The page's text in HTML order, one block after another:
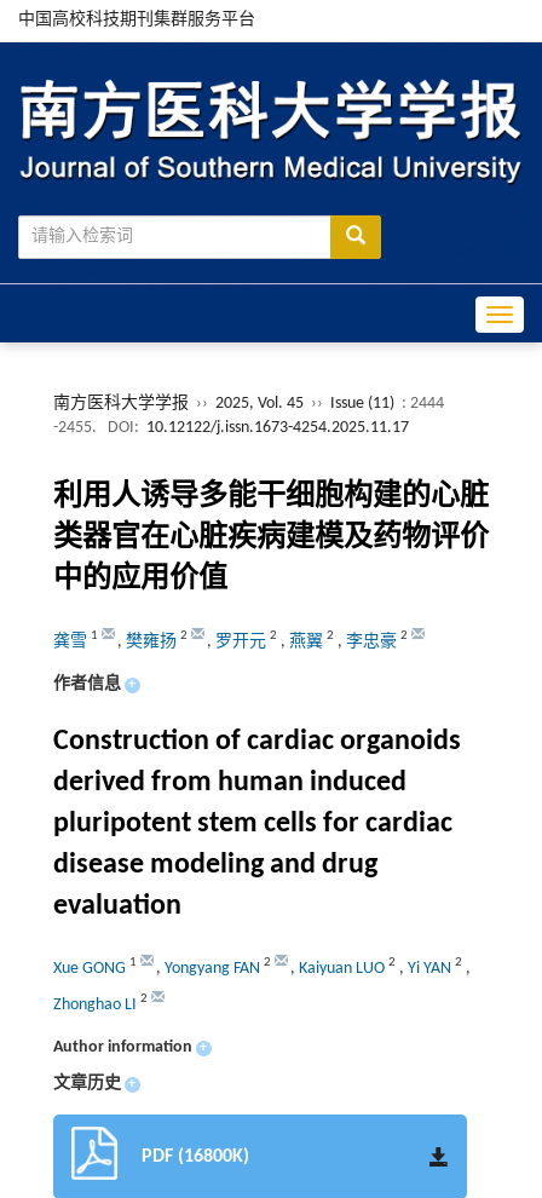
中国高校科技期刊集群服务平台
南方医科大学学报 ›› 2025, Vol. 45 ›› Issue (11) : 2444
-2455.
DOI: 10.12122/j.issn.1673-4254.2025.11.17
利用人诱导多能干细胞构建的心脏
类器官在心脏疾病建模及药物评价
中的应用价值
龚雪 1 , 樊雍扬 2 , 罗开元 2 , 燕翼 2 , 李忠豪 2
作者信息 +
Construction of cardiac organoids
derived from human induced
pluripotent stem cells for cardiac
disease modeling and drug
evaluation
Xue GONG 1 , Yongyang FAN 2 , Kaiyuan LUO 2 , Yi YAN 2 ,
Zhonghao LI 2
Author information +
文章历史 +
PDF (16800K)